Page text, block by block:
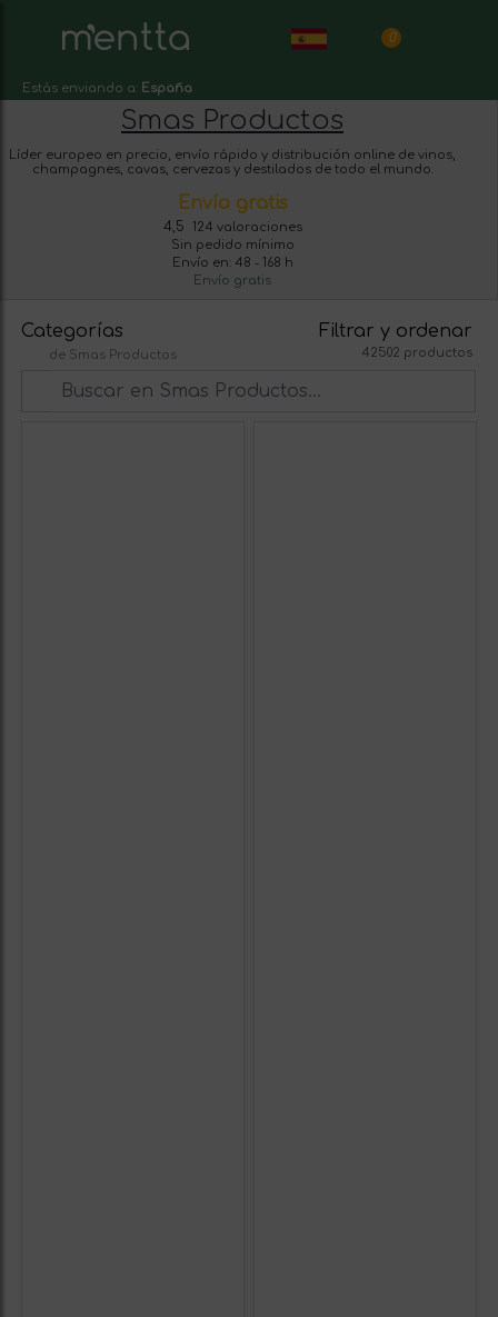
0
Estás enviando a: España
Smas Productos
Líder europeo en precio, envío rápido y distribución online de vinos,
champagnes, cavas, cervezas y destilados de todo el mundo.
Envío gratis
4,5
124 valoraciones
Sin pedido mínimo
Envío en: 48 - 168 h
Envío gratis
Categorías
de Smas Productos
Filtrar y ordenar
42502 productos